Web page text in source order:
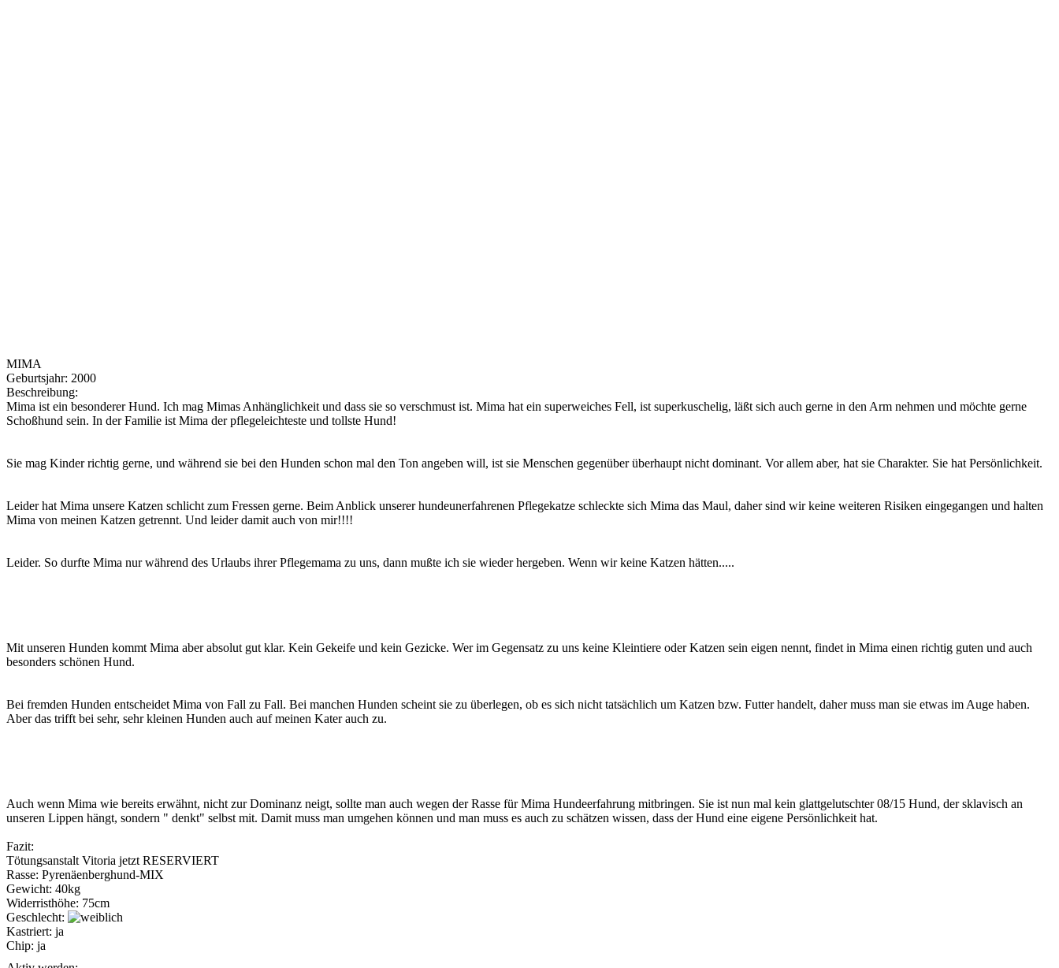
MIMA
Geburtsjahr: 2000
Beschreibung:
Mima ist ein besonderer Hund. Ich mag Mimas Anhänglichkeit und dass sie so verschmust ist. Mima hat ein superweiches Fell, ist superkuschelig, läßt sich auch gerne in den Arm nehmen und möchte gerne
Schoßhund sein. In der Familie ist Mima der pflegeleichteste und tollste Hund!
Sie mag Kinder richtig gerne, und während sie bei den Hunden schon mal den Ton angeben will, ist sie Menschen gegenüber überhaupt nicht dominant. Vor allem aber, hat sie Charakter. Sie hat Persönlichkeit.
Leider hat Mima unsere Katzen schlicht zum Fressen gerne. Beim Anblick unserer hundeunerfahrenen Pflegekatze schleckte sich Mima das Maul, daher sind wir keine weiteren Risiken eingegangen und halten
Mima von meinen Katzen getrennt. Und leider damit auch von mir!!!!
Leider. So durfte Mima nur während des Urlaubs ihrer Pflegemama zu uns, dann mußte ich sie wieder hergeben. Wenn wir keine Katzen hätten.....
Mit unseren Hunden kommt Mima aber absolut gut klar. Kein Gekeife und kein Gezicke. Wer im Gegensatz zu uns keine Kleintiere oder Katzen sein eigen nennt, findet in Mima einen richtig guten und auch
besonders schönen Hund.
Bei fremden Hunden entscheidet Mima von Fall zu Fall. Bei manchen Hunden scheint sie zu überlegen, ob es sich nicht tatsächlich um Katzen bzw. Futter handelt, daher muss man sie etwas im Auge haben.
Aber das trifft bei sehr, sehr kleinen Hunden auch auf meinen Kater auch zu.
Auch wenn Mima wie bereits erwähnt, nicht zur Dominanz neigt, sollte man auch wegen der Rasse für Mima Hundeerfahrung mitbringen. Sie ist nun mal kein glattgelutschter 08/15 Hund, der sklavisch an
unseren Lippen hängt, sondern " denkt" selbst mit. Damit muss man umgehen können und man muss es auch zu schätzen wissen, dass der Hund eine eigene Persönlichkeit hat.
Fazit:
Tötungsanstalt Vitoria jetzt RESERVIERT
Rasse: Pyrenäenberghund-MIX
Gewicht: 40kg
Widerristhöhe: 75cm
Geschlecht:
Kastriert: ja
Chip: ja